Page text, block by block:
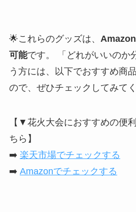
🌟これらのグッズは、
可能です。 「どれがいいのか
う方には、以下でおすすめ商
ので、ぜひチェックしてみて
【▼花火大会におすすめの便
ちら】
➡️ 楽天市場でチェックする
➡️ Amazonでチェックする